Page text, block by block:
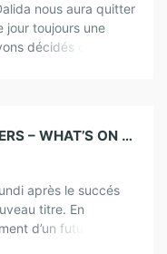
nous aura quitter
jour toujours une
décidés de […]
NOUVEAUTÉ: EMMANUEL SAYERS – WHAT’S ON YOUR MIND
après le succés
titre. En
d’un futur